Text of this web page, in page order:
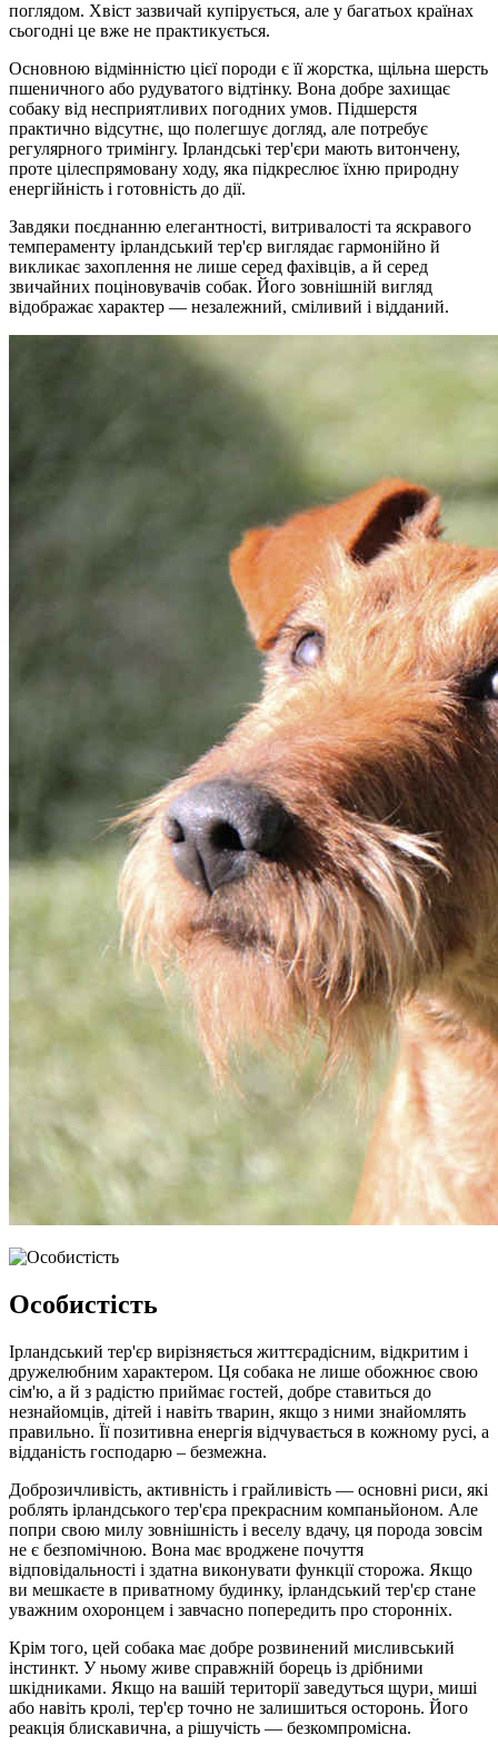
поглядом. Хвіст зазвичай купірується, але у багатьох країнах
сьогодні це вже не практикується.
Основною відмінністю цієї породи є її жорстка, щільна шерсть
пшеничного або рудуватого відтінку. Вона добре захищає
собаку від несприятливих погодних умов. Підшерстя
практично відсутнє, що полегшує догляд, але потребує
регулярного тримінгу. Ірландські тер'єри мають витончену,
проте цілеспрямовану ходу, яка підкреслює їхню природну
енергійність і готовність до дії.
Завдяки поєднанню елегантності, витривалості та яскравого
темпераменту ірландський тер'єр виглядає гармонійно й
викликає захоплення не лише серед фахівців, а й серед
звичайних поціновувачів собак. Його зовнішній вигляд
відображає характер — незалежний, сміливий і відданий.
Особистість
Ірландський тер'єр вирізняється життєрадісним, відкритим і
дружелюбним характером. Ця собака не лише обожнює свою
сім'ю, а й з радістю приймає гостей, добре ставиться до
незнайомців, дітей і навіть тварин, якщо з ними знайомлять
правильно. Її позитивна енергія відчувається в кожному русі, а
відданість господарю – безмежна.
Доброзичливість, активність і грайливість — основні риси, які
роблять ірландського тер'єра прекрасним компаньйоном. Але
попри свою милу зовнішність і веселу вдачу, ця порода зовсім
не є безпомічною. Вона має вроджене почуття
відповідальності і здатна виконувати функції сторожа. Якщо
ви мешкаєте в приватному будинку, ірландський тер'єр стане
уважним охоронцем і завчасно попередить про сторонніх.
Крім того, цей собака має добре розвинений мисливський
інстинкт. У ньому живе справжній борець із дрібними
шкідниками. Якщо на вашій території заведуться щури, миші
або навіть кролі, тер'єр точно не залишиться осторонь. Його
реакція блискавична, а рішучість — безкомпромісна.